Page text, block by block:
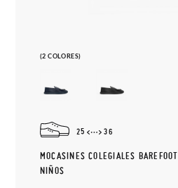
(2 COLORES)
25 36
MOCASINES COLEGIALES BAREFOOT
NIÑOS